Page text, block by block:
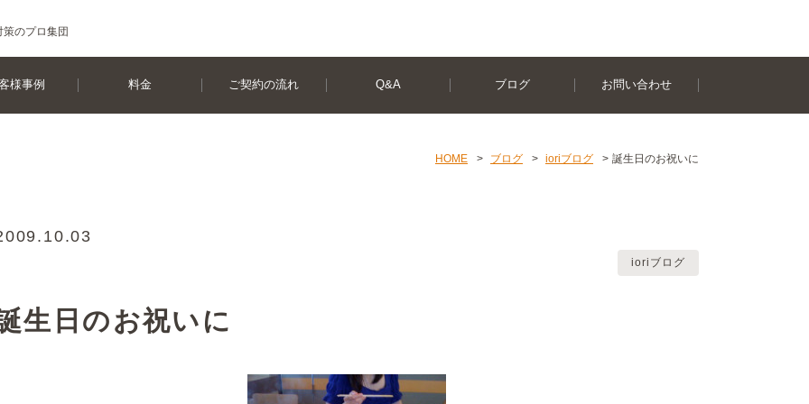
のプロ集団
様事例 料金 ご契約の流れ Q&A ブログ お問い合わせ
HOME > ブログ > ioriブログ > 誕生日のお祝いに
ioriブログ
生日のお祝いに